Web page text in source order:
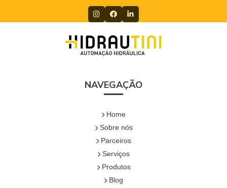
NAVEGAÇÃO
Home
Sobre nós
Parceiros
Serviços
Produtos
Blog